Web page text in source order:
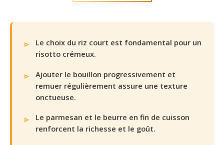
Le choix du riz court est fondamental pour un
risotto crémeux.
Ajouter le bouillon progressivement et
remuer régulièrement assure une texture
onctueuse.
Le parmesan et le beurre en fin de cuisson
renforcent la richesse et le goût.